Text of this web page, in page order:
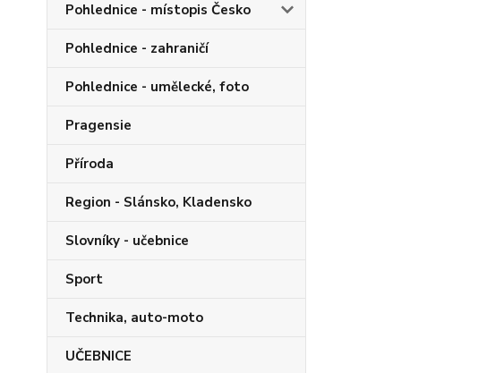
Pohlednice - místopis Česko
Pohlednice - zahraničí
Pohlednice - umělecké, foto
Pragensie
Příroda
Region - Slánsko, Kladensko
Slovníky - učebnice
Sport
Technika, auto-moto
UČEBNICE